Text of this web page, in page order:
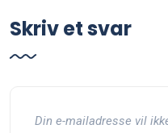
Skriv et svar
Din e-mailadresse vil